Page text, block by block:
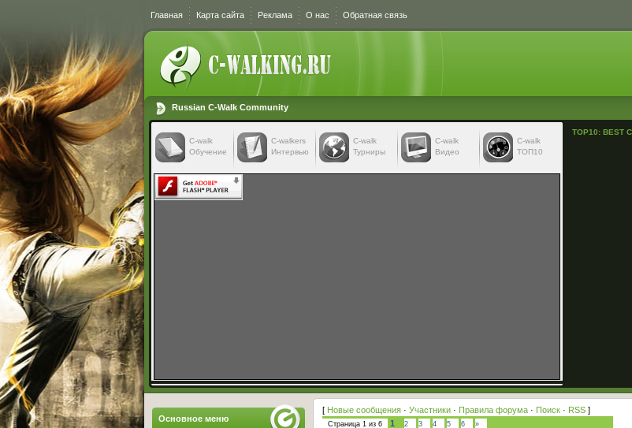
Главная Карта сайта Реклама О нас Обратная связь
Russian C-Walk Community
C-walk
Обучение
C-walkers
Интервью
С-walk
Турниры
С-walk
Видео
C-walk
ТОП10
TOP10: BEST
[ Новые сообщения· Участники· Правила форума· Поиск· RSS]
Страница 1из 6 1 2 3 4 5 6 »
Основное меню